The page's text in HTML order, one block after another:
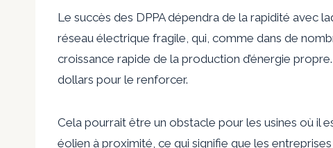
Le succès des DPPA dépendra de la rapidité avec
réseau électrique fragile, qui, comme dans de
croissance rapide de la production d’énergie
dollars pour le renforcer.
Cela pourrait être un obstacle pour les usines où il
éolien à proximité, ce qui signifie que les